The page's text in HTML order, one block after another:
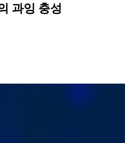
과잉 충성